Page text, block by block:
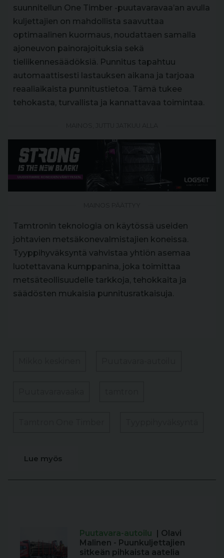
suunnitellun One Timber -puutavaravaa’an avulla
kuljettajien on mahdollista saavuttaa
optimaalinen kuormaus, noudattaen samalla
ajoneuvon painorajoituksia sekä
tieliikennesäädöksiä. Punnitus tapahtuu
automaattisesti lastauksen aikana ja tarjoaa
reaaliaikaista punnitustietoa. Tämä tukee
tehokasta, turvallista ja kannattavaa toimintaa.
Tamtronin teknologia on käytössä useiden
johtavien metsäkonevalmistajien koneissa.
Tyyppihyväksyntä vahvistaa yhtiön asemaa
luotettavana kumppanina, joka toimittaa
metsäteollisuudelle tarkkoja, tehokkaita ja
säädösten mukaisia punnitusratkaisuja.
Lue myös
Puutavara-autoilu | Olavi
Malinen - Puunkuljettajien
sitkeän pihkaista aatelia